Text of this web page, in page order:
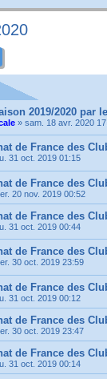
2019/2020 par
» sam. 18 avr. 2020
de France des
31 oct. 2019 01:15
de France des
20 nov. 2019 00:52
de France des
31 oct. 2019 00:44
de France des
30 oct. 2019 23:59
de France des
31 oct. 2019 00:12
de France des
30 oct. 2019 23:47
de France des
31 oct. 2019 00:14